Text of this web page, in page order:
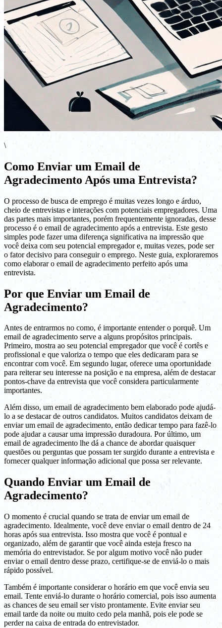
\
Como Enviar um Email de
Agradecimento Após uma Entrevista?
O processo de busca de emprego é muitas vezes longo e árduo,
cheio de entrevistas e interações com potenciais empregadores. Uma
das partes mais importantes, porém frequentemente ignoradas, desse
processo é o email de agradecimento após a entrevista. Este gesto
simples pode fazer uma diferença significativa na impressão que
você deixa com seu potencial empregador e, muitas vezes, pode ser
o fator decisivo para conseguir o emprego. Neste guia, exploraremos
como elaborar o email de agradecimento perfeito após uma
entrevista.
Por que Enviar um Email de
Agradecimento?
Antes de entrarmos no como, é importante entender o porquê. Um
email de agradecimento serve a alguns propósitos principais.
Primeiro, mostra ao seu potencial empregador que você é cortês e
profissional e que valoriza o tempo que eles dedicaram para se
encontrar com você. Em segundo lugar, oferece uma oportunidade
para reiterar seu interesse na posição e na empresa, além de destacar
pontos-chave da entrevista que você considera particularmente
importantes.
Além disso, um email de agradecimento bem elaborado pode ajudá-
lo a se destacar de outros candidatos. Muitos candidatos deixam de
enviar um email de agradecimento, então dedicar tempo para fazê-lo
pode ajudar a causar uma impressão duradoura. Por último, um
email de agradecimento lhe dá a chance de abordar quaisquer
questões ou perguntas que possam ter surgido durante a entrevista e
fornecer qualquer informação adicional que possa ser relevante.
Quando Enviar um Email de
Agradecimento?
O momento é crucial quando se trata de enviar um email de
agradecimento. Idealmente, você deve enviar o email dentro de 24
horas após sua entrevista. Isso mostra que você é pontual e
organizado, além de garantir que você ainda esteja fresco na
memória do entrevistador. Se por algum motivo você não puder
enviar o email dentro desse prazo, certifique-se de enviá-lo o mais
rápido possível.
Também é importante considerar o horário em que você envia seu
email. Tente enviá-lo durante o horário comercial, pois isso aumenta
as chances de seu email ser visto prontamente. Evite enviar seu
email tarde da noite ou muito cedo pela manhã, pois ele pode se
perder na caixa de entrada do entrevistador.